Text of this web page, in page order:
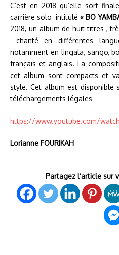
C’est en 2018 qu’elle sort
carrière solo intitulé « BO
2018, un album de huit titres ,
chanté en différentes
notamment en lingala, sango,
français et anglais. La
cet album sont compacts et
style. Cet album est disponible
téléchargements légales
https://www.youtube.com/
Lorianne FOURIKAH
Partagez l’article sur